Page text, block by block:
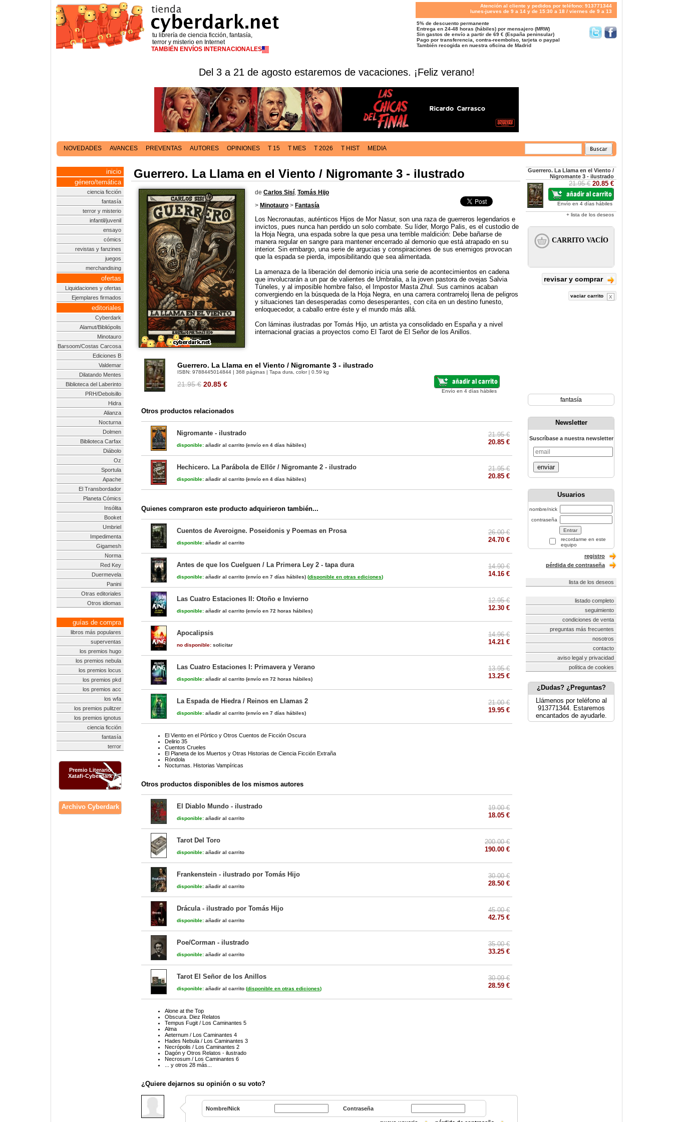
tu librería de ciencia ficción, fantasía,
terror y misterio en Internet
TAMBIÉN ENVÍOS INTERNACIONALES
Atención al cliente y pedidos por teléfono: 913771344
lunes-jueves de 9 a 14 y de 15:30 a 18 / viernes de 9 a 13
5% de descuento permanente
Entrega en 24-48 horas (hábiles) por mensajero (MRW)
Sin gastos de envío a partir de 69 € (España peninsular)
Pago por transferencia, contra-reembolso, tarjeta o paypal
También recogida en nuestra oficina de Madrid
Del 3 a 21 de agosto estaremos de vacaciones. ¡Feliz verano!
NOVEDADES AVANCES PREVENTAS AUTORES OPINIONES T 15 T MES T 2026 T HIST MEDIA
inicio
género/temática
ciencia ficción
fantasía
terror y misterio
infantil/juvenil
ensayo
cómics
revistas y fanzines
juegos
merchandising
ofertas
Liquidaciones y ofertas
Ejemplares firmados
editoriales
Cyberdark
Alamut/Bibliópolis
Minotauro
Barsoom/Costas Carcosa
Ediciones B
Valdemar
Dilatando Mentes
Biblioteca del Laberinto
PRH/Debolsillo
Hidra
Alianza
Nocturna
Dolmen
Biblioteca Carfax
Diábolo
Oz
Sportula
Apache
El Transbordador
Planeta Cómics
Insólita
Booket
Umbriel
Impedimenta
Gigamesh
Norma
Red Key
Duermevela
Panini
Otras editoriales
Otros idiomas
guías de compra
libros más populares
superventas
los premios hugo
los premios nebula
los premios locus
los premios pkd
los premios acc
los wfa
los premios pulitzer
los premios ignotus
ciencia ficción
fantasía
terror
Premio Literario
Xatafi-Cyberdark
Archivo Cyberdark
Guerrero. La Llama en el Viento / Nigromante 3 - ilustrado
de Carlos Sisí, Tomás Hijo
> Minotauro > Fantasía
Los Necronautas, auténticos Hijos de Mor Nasur, son una raza de guerreros legendarios e
invictos, pues nunca han perdido un solo combate. Su líder, Morgo Palis, es el custodio de
la Hoja Negra, una espada sobre la que pesa una terrible maldición: Debe bañarse de
manera regular en sangre para mantener encerrado al demonio que está atrapado en su
interior. Sin embargo, una serie de argucias y conspiraciones de sus enemigos provocan
que la espada se pierda, imposibilitando que sea alimentada.
La amenaza de la liberación del demonio inicia una serie de acontecimientos en cadena
que involucrarán a un par de valientes de Umbralia, a la joven pastora de ovejas Salvia
Túneles, y al imposible hombre falso, el Impostor Masta Zhul. Sus caminos acaban
convergiendo en la búsqueda de la Hoja Negra, en una carrera contrarreloj llena de peligros
y situaciones tan desesperadas como desesperantes, con cita en un destino funesto,
enloquecedor, a caballo entre éste y el mundo más allá.
Con láminas ilustradas por Tomás Hijo, un artista ya consolidado en España y a nivel
internacional gracias a proyectos como El Tarot de El Señor de los Anillos.
Guerrero. La Llama en el Viento / Nigromante 3 - ilustrado
ISBN: 9788445014844 | 368 páginas | Tapa dura, color | 0.59 kg
21.95 € 20.85 €
Envío en 4 días hábiles
Otros productos relacionados
Nigromante - ilustrado
disponible: añadir al carrito (envío en 4 días hábiles)
21.95 €
20.85 €
Hechicero. La Parábola de Ellör / Nigromante 2 - ilustrado
disponible: añadir al carrito (envío en 4 días hábiles)
21.95 €
20.85 €
Quienes compraron este producto adquirieron también...
Cuentos de Averoigne. Poseidonis y Poemas en Prosa
disponible: añadir al carrito
26.00 €
24.70 €
Antes de que los Cuelguen / La Primera Ley 2 - tapa dura
disponible: añadir al carrito (envío en 7 días hábiles) (disponible en otras ediciones)
14.90 €
14.16 €
Las Cuatro Estaciones II: Otoño e Invierno
disponible: añadir al carrito (envío en 72 horas hábiles)
12.95 €
12.30 €
Apocalipsis
no disponible: solicitar
14.96 €
14.21 €
Las Cuatro Estaciones I: Primavera y Verano
disponible: añadir al carrito (envío en 72 horas hábiles)
13.95 €
13.25 €
La Espada de Hiedra / Reinos en Llamas 2
disponible: añadir al carrito (envío en 7 días hábiles)
21.00 €
19.95 €
El Viento en el Pórtico y Otros Cuentos de Ficción Oscura
Delirio 35
Cuentos Crueles
El Planeta de los Muertos y Otras Historias de Ciencia Ficción Extraña
Róndola
Nocturnas. Historias Vampíricas
Otros productos disponibles de los mismos autores
El Diablo Mundo - ilustrado
disponible: añadir al carrito
19.00 €
18.05 €
Tarot Del Toro
disponible: añadir al carrito
200.00 €
190.00 €
Frankenstein - ilustrado por Tomás Hijo
disponible: añadir al carrito
30.00 €
28.50 €
Drácula - ilustrado por Tomás Hijo
disponible: añadir al carrito
45.00 €
42.75 €
Poe/Corman - ilustrado
disponible: añadir al carrito
35.00 €
33.25 €
Tarot El Señor de los Anillos
disponible: añadir al carrito (disponible en otras ediciones)
30.09 €
28.59 €
Alone at the Top
Obscura. Diez Relatos
Tempus Fugit / Los Caminantes 5
Alma
Aeternum / Los Caminantes 4
Hades Nebula / Los Caminantes 3
Necrópolis / Los Caminantes 2
Dagón y Otros Relatos - ilustrado
Necrosum / Los Caminantes 6
... y otros 28 más...
¿Quiere dejarnos su opinión o su voto?
Nombre/Nick Contraseña
Guerrero. La Llama en el Viento /
Nigromante 3 - ilustrado
21.95 € 20.85 €
Envío en 4 días hábiles
+ lista de los deseos
revisar y comprar
vaciar carrito
fantasía
Newsletter
Suscríbase a nuestra newsletter
enviar
Usuarios
nombre/nick
contraseña
recordarme en este
equipo
registro
pérdida de contraseña
lista de los deseos
listado completo
seguimiento
condiciones de venta
preguntas más frecuentes
nosotros
contacto
aviso legal y privacidad
política de cookies
¿Dudas? ¿Preguntas?
Llámenos por teléfono al
913771344. Estaremos
encantados de ayudarle.